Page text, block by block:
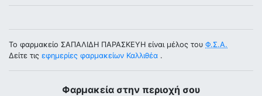
Το φαρμακείο ΣΑΠΑΛΙΔΗ ΠΑΡΑΣΚΕΥΗ είναι μέλος του Φ.Σ.Α.
Δείτε τις εφημερίες φαρμακείων Καλλιθέα .
Φαρμακεία στην περιοχή σου